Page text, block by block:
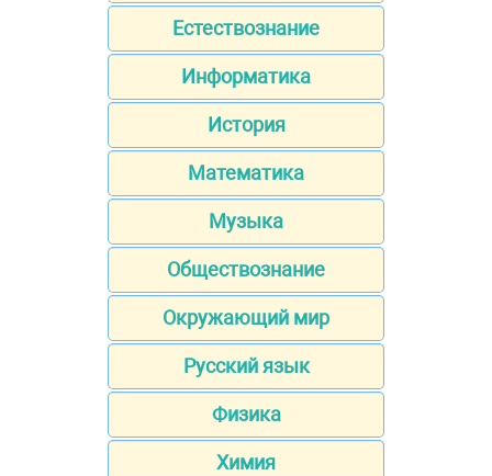
Естествознание
Информатика
История
Математика
Музыка
Обществознание
Окружающий мир
Русский язык
Физика
Химия